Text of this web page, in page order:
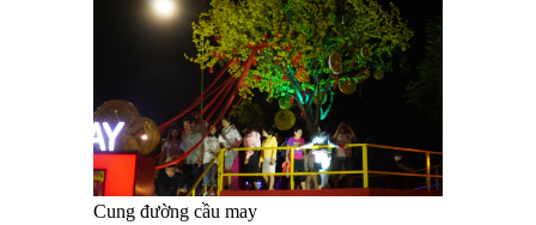
Cung đường cầu may